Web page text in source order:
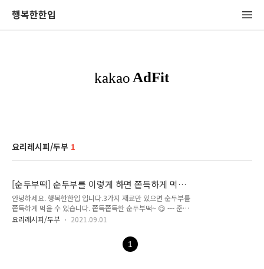
행복한한입
요리레시피/두부 1
[순두부떡] 순두부를 이렇게 하면 쫀득하게 먹을
수 있습니다. (3가지 재료)
안녕하세요. 행복한한입 입니다.3가지 재료만 있으면 순두부를
쫀득하게 먹을 수 있습니다. 쫀득쫀득한 순두부떡~ 😋 --- 준비
재료 --- 순두부 350g 옥수수전분 60g 설탕 30g --- 겨자소스 --
을 이용해서 뭉개주세요. 순두부가 어느정도 으깨지면 설탕 30g
을 넣고 잘 섞어주세요. 옥수수전분 60g을 넣고 잘 섞어주세요.
요리레시피/두부 2021.09.01
1